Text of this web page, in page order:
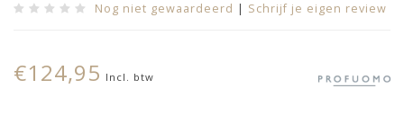
Nog niet gewaardeerd | Schrijf je eigen review
€124,95 Incl. btw